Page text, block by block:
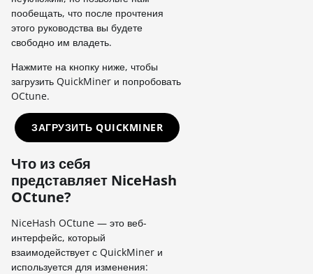
пообещать, что после прочтения
этого руководства вы будете
свободно им владеть.
Нажмите на кнопку ниже, чтобы
загрузить QuickMiner и попробовать
OCtune.
ЗАГРУЗИТЬ QUICKMINER
Что из себя
представляет NiceHash
OCtune?
NiceHash OCtune — это веб-
интерфейс, который
взаимодействует с QuickMiner и
используется для изменения: